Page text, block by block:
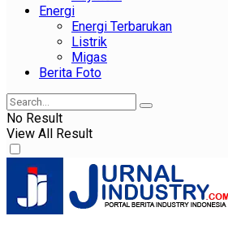
Energi
Energi Terbarukan
Listrik
Migas
Berita Foto
No Result
View All Result